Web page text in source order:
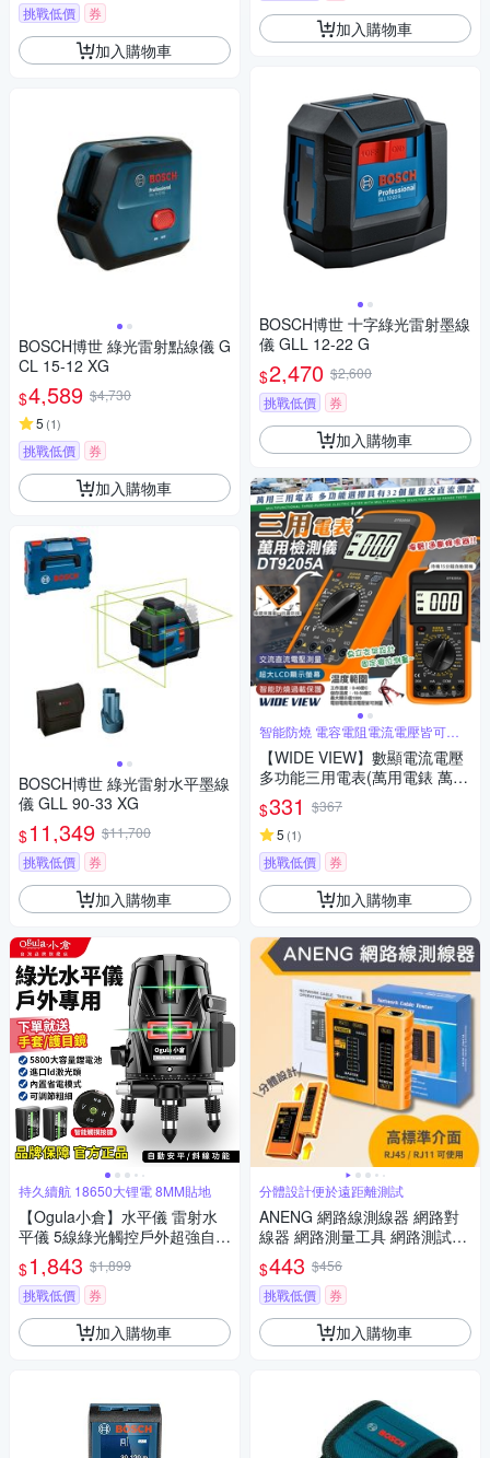
挑戰低價
券
加入購物車
BOSCH博世 綠光雷射點線儀 G
CL 15-12 XG
$4,589 $4,730
5 (1)
挑戰低價 券
加入購物車
BOSCH博世 綠光雷射水平墨線
儀 GLL 90-33 XG
$11,349 $11,700
挑戰低價
券
加入購物車
持久續航 18650大锂電 8MM貼地
【Ogula小倉】水平儀 雷射水
平儀 5線綠光觸控戶外超強自動
調平 藍光雷射水平儀打斜線
（保固兩年 售後無憂）
$1,843 $1,899
挑戰低價
券
加入購物車
加入購物車
BOSCH博世 十字綠光雷射墨線
儀 GLL 12-22 G
$2,470 $2,600
挑戰低價
券
加入購物車
智能防燒 電容電阻電流電壓皆可測
量
【WIDE VIEW】數顯電流電壓
多功能三用電表(萬用電錶 萬能
電表 電壓表 電壓測量 電容表/D
T9205A)
$331 $367
5 (1)
挑戰低價 券
加入購物車
分體設計便於遠距離測試
ANENG 網路線測線器 網路對
線器 網路測量工具 網路測試儀
可調測量
$443 $456
挑戰低價
券
加入購物車